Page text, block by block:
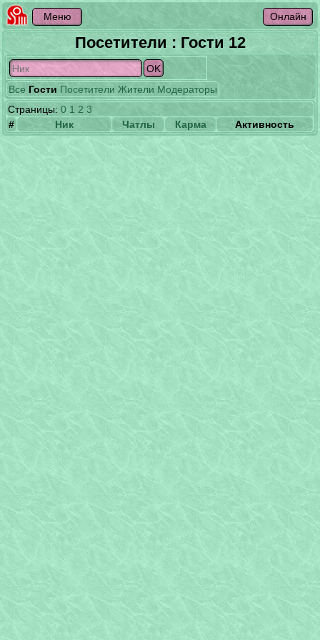
Посетители : Гости 12
Все Гости Посетители Жители Модераторы
Страницы: 0 1 2 3
#
Ник Чатлы Карма Активность